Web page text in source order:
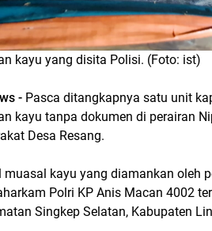
kayu yang disita Polisi. (Foto: ist)
- Pasca ditangkapnya satu unit
kayu tanpa dokumen di perairan
Desa Resang.
muasal kayu yang diamankan oleh
Polri KP Anis Macan 4002
Singkep Selatan, Kabupaten